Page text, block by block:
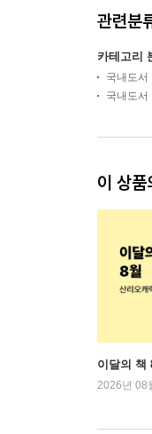
관련분
카테고리
국내도서
국내도서
이 상품
이달의 책
2026년 08